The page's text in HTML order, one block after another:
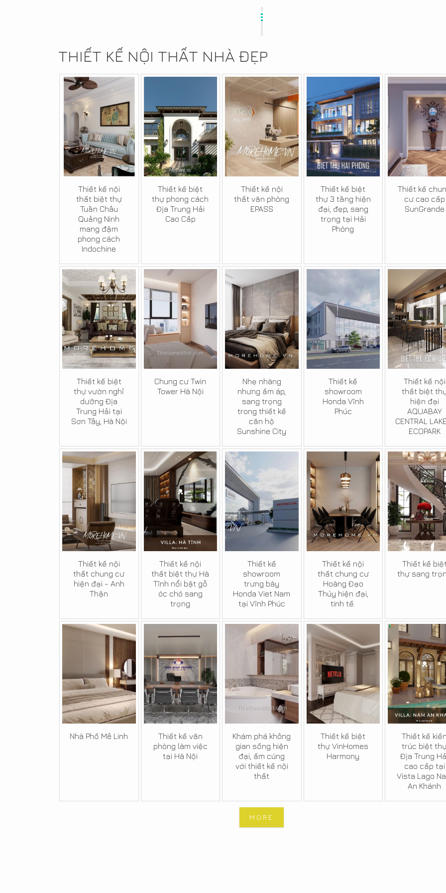
THIẾT KẾ NỘI THẤT NHÀ ĐẸP
Thiết kế nội
thất biệt thự
Tuần Châu
Quảng Ninh
mang đậm
phong cách
Indochine
Thiết kế biệt
thự phong cách
Địa Trung Hải
Cao Cấp
Thiết kế nội
thất văn phòng
EPASS
Thiết kế biệt
thự 3 tầng hiện
đại, đẹp, sang
trọng tại Hải
Phòng
Thiết kế
cư cao cấp
SunGrande
Thiết kế biệt
thự vườn nghỉ
dưỡng Địa
Trung Hải tại
Sơn Tây, Hà Nội
Chung cư Twin
Tower Hà Nội
Nhẹ nhàng
nhưng ấm áp,
sang trọng
trong thiết kế
căn hộ
Sunshine City
Thiết kế
showroom
Honda Vĩnh
Phúc
Thiết kế nội
thất biệt
hiện đại
AQUABAY
CENTRAL
ECOPARK
Thiết kế nội
thất chung cư
hiện đại - Anh
Thận
Thiết kế nội
thất biệt thự Hà
Tĩnh nổi bật gỗ
óc chó sang
trọng
Thiết kế
showroom
trưng bày
Honda Viet Nam
tại Vĩnh Phúc
Thiết kế nội
thất chung cư
Hoàng Đạo
Thúy hiện đại,
tinh tế.
Thiết kế
thự sang
Nhà Phố Mê Linh
Thiết kế văn
phòng làm việc
tại Hà Nội
Khám phá không
gian sống hiện
đại, ấm cúng
với thiết kế nội
thất
Thiết kế biệt
thự VinHomes
Harmony
Thiết kế
trúc biệt
Địa Trung
cao cấp tại
Vista Lago
An Khánh
MORE